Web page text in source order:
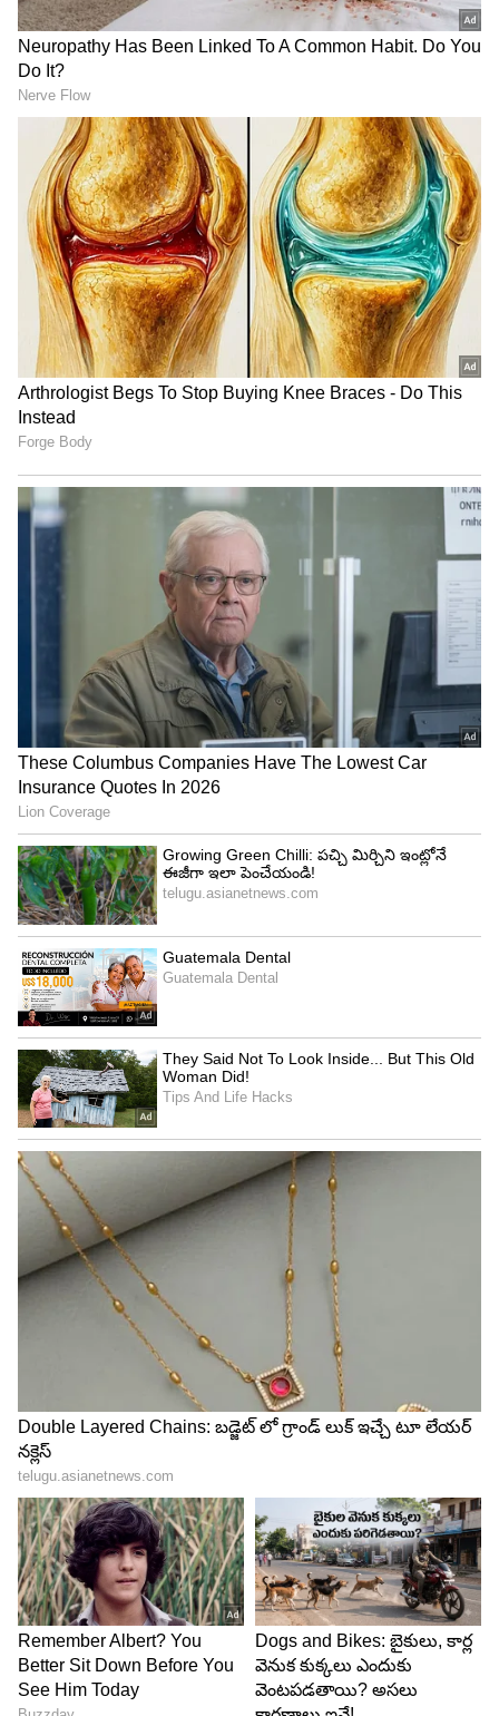
కళాశాల యాజమాన్యం నిర్లక్ష్యం వల్లనే నాగజ్యోతి ప్రాణాలు
కోల్పోయిందని విద్యార్ధి, ప్రజా సంఘాల ఆందోళన
చేపట్టాయి. కూతురు ఇక లేదని, ఇకపై రాదని తెలిసిన
కన్నవారు కన్నీరుమున్నీరవుతున్నారు.
మరోవైపు కాలేజీ యాజమాన్యం మాత్రం పట్టించుకోవడం
లేదని ఆందోళన వ్యక్తం చేశారు. కాలేజీ యాజమాన్యాన్ని
అరెస్ట్‌ చేయాలని .. బాధిత కుటుంబానికి న్యాయం
చేయాలని డిమాండ్‌ చేశారు. తల్లిదండ్రులు ఫిర్యాదు మేరకు
కేసు నమోదు చేసిన పోలీసులు అన్ని కోణాల్లో దర్యాప్తు
ప్రారంభించారు.
దేవరపల్లిలో అడుగుపెట్టిన జగన్ భారీగా
తరలి వచ్చిన ఫ్యాన్స్ | YS Jagan East
Godavari Tour Devarapalli
ఇంత హుషారు ఏంటి భయ్యా ఎలా
కొట్టేసుకుంటున్నాడో చూడండి | Hushar
Pittalu Movie Press Meet | Actor
Bhanu